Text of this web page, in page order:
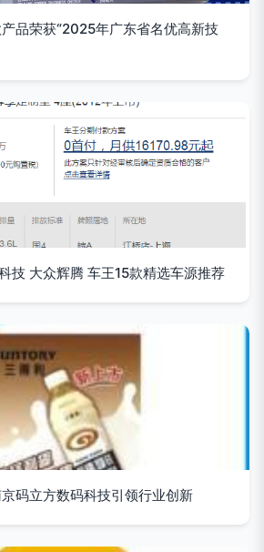
品荣获“2025年广东省名优高新技
技 大众辉腾 车王15款精选车源推荐
码立方数码科技引领行业创新